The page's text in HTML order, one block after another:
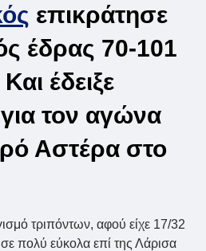
επικράτησε
έδρας 70-101
έδειξε
τον αγώνα
Αστέρα στο
τριπόντων, αφού είχε 17/32
πολύ εύκολα επί της Λάρισα